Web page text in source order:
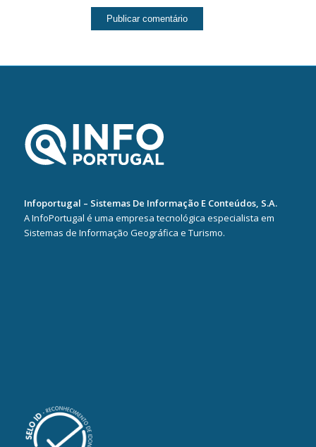
Infoportugal – Sistemas De Informação E Conteúdos, S.A.
A InfoPortugal é uma empresa tecnológica especialista em
Sistemas de Informação Geográfica e Turismo.